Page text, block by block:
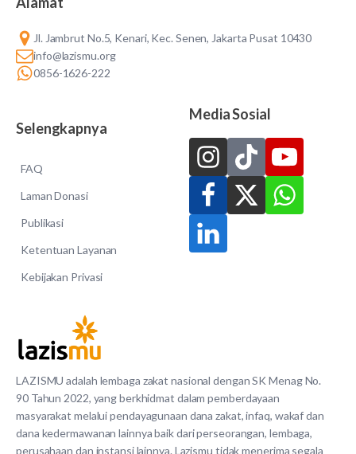
LAZISMU adalah lembaga zakat nasional dengan SK Menag No.
90 Tahun 2022, yang berkhidmat dalam pemberdayaan
masyarakat melalui pendayagunaan dana zakat, infaq, wakaf dan
dana kedermawanan lainnya baik dari perseorangan, lembaga,
perusahaan dan instansi lainnya. Lazismu tidak menerima segala
Jl. Jambrut No.5, Kenari, Kec. Senen, Jakarta Pusat 10430
info@lazismu.org
0856-1626-222
Selengkapnya
FAQ
Laman Donasi
Publikasi
Ketentuan Layanan
Kebijakan Privasi
Media Sosial